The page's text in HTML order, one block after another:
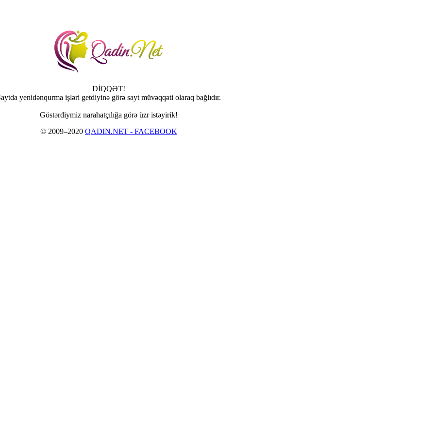
DİQQƏT!
yenidənqurma işləri getdiyinə görə sayt müvəqqəti olaraq bağlıdır.
Göstərdiymiz narahatçılığa görə üzr istəyirik!
© 2009–2020 QADIN.NET - FACEBOOK